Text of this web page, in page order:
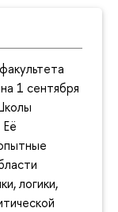
1 сентября
логики,